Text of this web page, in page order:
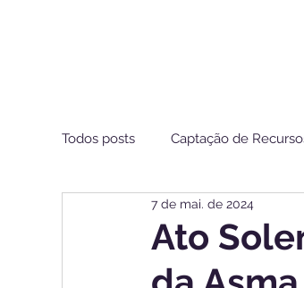
Todos posts Captação de
Estamos de Olho ANS
Ato
7 de mai. de 2024